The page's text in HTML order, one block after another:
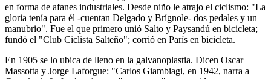
en forma de afanes industriales. Desde niño le atrajo el ciclismo: "La
gloria tenía para él -cuentan Delgado y Brígnole- dos pedales y un
manubrio". Fue el que primero unió Salto y Paysandú en bicicleta;
fundó el "Club Ciclista Salteño"; corrió en París en bicicleta.
En 1905 se lo ubica de lleno en la galvanoplastia. Dicen Oscar
Massotta y Jorge Laforgue: "Carlos Giambiagi, en 1942, narra a